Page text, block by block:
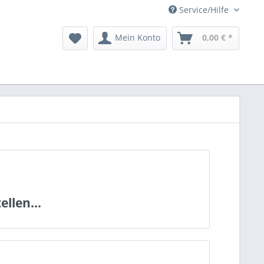
Service/Hilfe
Mein Konto 0,00 € *